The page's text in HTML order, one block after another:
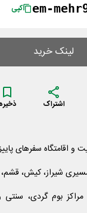
em- کپی
لینک خرید
اشتراک ذخیره
و اقامتگاه سفرهای
شیراز، کیش،
مراکز بوم گردی،